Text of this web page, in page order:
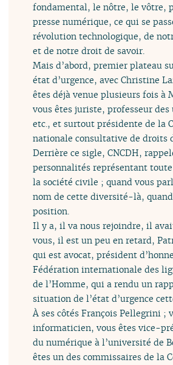
fondamental, le nôtre, le vôtre,
presse numérique, ce qui se
révolution technologique, de
et de notre droit de savoir.
Mais d’abord, premier plateau
état d’urgence, avec Christine
êtes déjà venue plusieurs fois à
vous êtes juriste, professeur
etc., et surtout présidente de la
nationale consultative de droits
Derrière ce sigle, CNCDH,
personnalités représentant
la société civile ; quand vous
nom de cette diversité-là,
position.
Il y a, il va nous rejoindre, il
vous, il est un peu en retard,
qui est avocat, président
Fédération internationale des
de l’Homme, qui a rendu un
situation de l’état d’urgence
À ses côtés François Pellegrini ;
informaticien, vous êtes vice-
du numérique à l’université de
êtes un des commissaires de la